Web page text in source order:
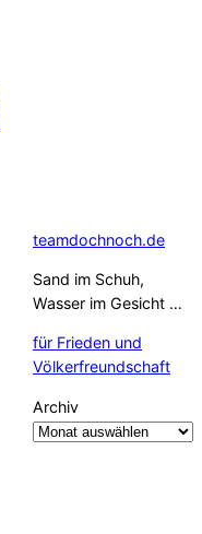
teamdochnoch.de
Sand im Schuh,
Wasser im Gesicht …
für Frieden und
Völkerfreundschaft
Archiv